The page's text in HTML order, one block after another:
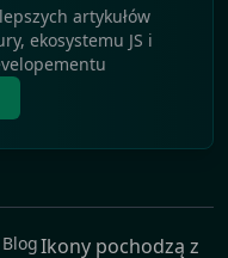
artykułów
ekosystemu JS i
BlogIkony pochodzą z